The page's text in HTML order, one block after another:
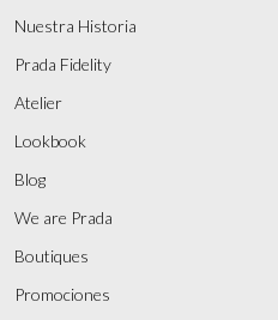
Nuestra Historia
Prada Fidelity
Atelier
Lookbook
Blog
We are Prada
Boutiques
Promociones